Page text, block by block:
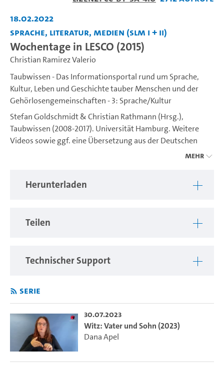
18.02.2022
Sprache, Literatur, Medien (SLM I + II)
Wochentage in LESCO (2015)
Christian Ramirez Valerio
Taubwissen - Das Informationsportal rund um Sprache,
Kultur, Leben und Geschichte tauber Menschen und der
Gehörlosengemeinschaften - 3: Sprache/Kultur
Stefan Goldschmidt & Christian Rathmann (Hrsg.),
Taubwissen (2008-2017). Universität Hamburg. Weitere
Videos sowie ggf. eine Übersetzung aus der Deutschen
Gebärdensprache und Kommunikation Gehörloser).
Mehr
Herunterladen
Teilen
Technischer Support
Serie
30.07.2023
Witz: Vater und Sohn (2023)
Dana Apel